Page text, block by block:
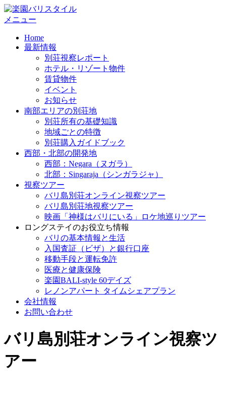
コ
ン
メニュー
Home
最新情報
別荘視察レポート
ホテル・リゾート物件
賃貸物件
イベント
お知らせ
南部エリアの別荘地
別荘所有の基礎知識
地域ごとの特徴
別荘購入ガイドブック
西部・北部の開発地
西部：Negara（ヌガラ）
北部：Singaraja（シンガラジャ）
視察ツアー
バリ島別荘オンライン視察ツアー
バリ島別荘地視察ツアー
映画「神様はバリにいる」ロケ地巡りツアー
ロングステイのお役立ち情報
バリの基本情報と生活
入国査証（ビザ）と銀行口座
移動手段と運転免許
医療と健康保険
楽園BALI-style 60デイズ
レノンアパート タイムシェアプラン
会社情報
お問い合わせ
バリ島別荘オンライン視察ツ
アー